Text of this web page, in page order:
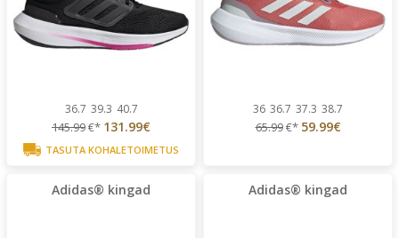
36.7 39.3 40.7
145.99€* 131.99€
TASUTA KOHALETOIMETUS
36 36.7 37.3 38.7
65.99€* 59.99€
Adidas® kingad Adidas® kingad